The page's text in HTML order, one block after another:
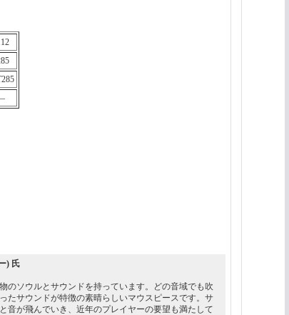
) 氏
のソウルとサウンドを持っています。どの音域でも吹
たサウンドが特徴の素晴らしいマウスピースです。サ
音が飛んでいき、近年のプレイヤーの要望も満たして